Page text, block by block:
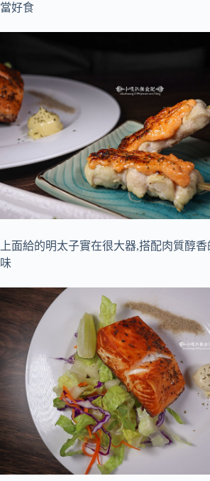
當好食
上面給的明太子實在很大器,搭配肉質醇
味